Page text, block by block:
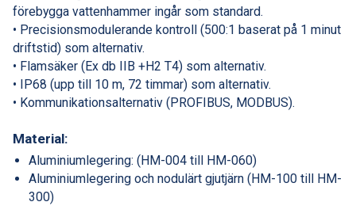
förebygga vattenhammer ingår som standard.
• Precisionsmodulerande kontroll (500:1 baserat på 1 minut
driftstid) som alternativ.
• Flamsäker (Ex db IIB +H2 T4) som alternativ.
• IP68 (upp till 10 m, 72 timmar) som alternativ.
• Kommunikationsalternativ (PROFIBUS, MODBUS).
Material:
Aluminiumlegering: (HM-004 till HM-060)
Aluminiumlegering och nodulärt gjutjärn (HM-100 till HM-
300)